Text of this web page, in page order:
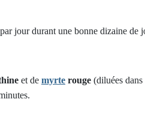
jour durant une bonne dizaine de
et de myrte rouge (diluées